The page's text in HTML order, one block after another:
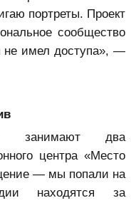
портреты. Проект
сообщество
не имел доступа», —
занимают два
центра «Место
— мы попали на
находятся за